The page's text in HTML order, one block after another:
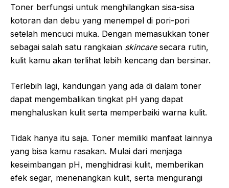
Toner berfungsi untuk menghilangkan sisa-sisa
kotoran dan debu yang menempel di pori-pori
setelah mencuci muka. Dengan memasukkan toner
sebagai salah satu rangkaian skincaresecara rutin,
kulit kamu akan terlihat lebih kencang dan bersinar.
Terlebih lagi, kandungan yang ada di dalam toner
dapat mengembalikan tingkat pH yang dapat
menghaluskan kulit serta memperbaiki warna kulit.
Tidak hanya itu saja. Toner memiliki manfaat lainnya
yang bisa kamu rasakan. Mulai dari menjaga
keseimbangan pH, menghidrasi kulit, memberikan
efek segar, menenangkan kulit, serta mengurangi